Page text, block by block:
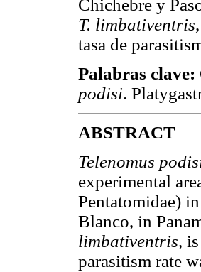
Chichebre y
T. limbativentris
tasa de
Palabras clave:
podisi.
ABSTRACT
Telenomus
experimental
Pentatomidae)
Blanco, in
limbativentris,
parasitism rate